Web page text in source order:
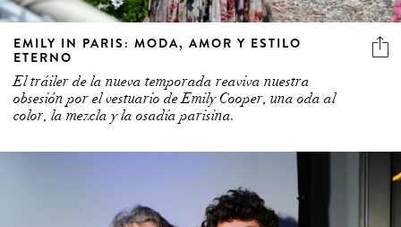
EMILY IN PARIS: MODA, AMOR Y ESTILO
ETERNO
El tráiler de la nueva temporada reaviva nuestra
obsesión por el vestuario de Emily Cooper, una oda al
color, la mezcla y la osadía parisina.